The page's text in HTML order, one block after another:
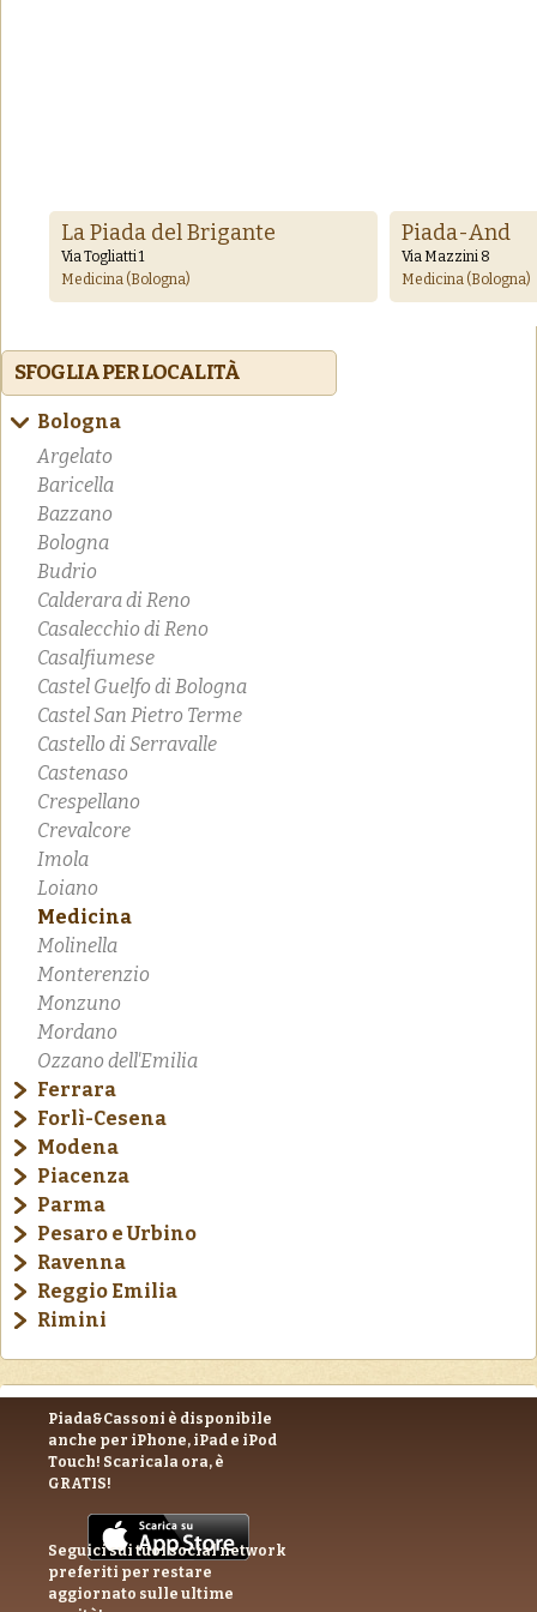
La Piada del Brigante
Via Togliatti 1
Medicina (Bologna)
Piada-And
Via Mazzini 8
Medicina (Bologna)
SFOGLIA PER LOCALITÀ
Bologna
Argelato
Baricella
Bazzano
Bologna
Budrio
Calderara di Reno
Casalecchio di Reno
Casalfiumese
Castel Guelfo di Bologna
Castel San Pietro Terme
Castello di Serravalle
Castenaso
Crespellano
Crevalcore
Imola
Loiano
Medicina
Molinella
Monterenzio
Monzuno
Mordano
Ozzano dell'Emilia
Ferrara
Forlì-Cesena
Modena
Piacenza
Parma
Pesaro e Urbino
Ravenna
Reggio Emilia
Rimini
Piada&Cassoni è disponibile
anche per iPhone, iPad e iPod
Touch! Scaricala ora, è
GRATIS!
Seguici sui tuoi social network
preferiti per restare
aggiornato sulle ultime